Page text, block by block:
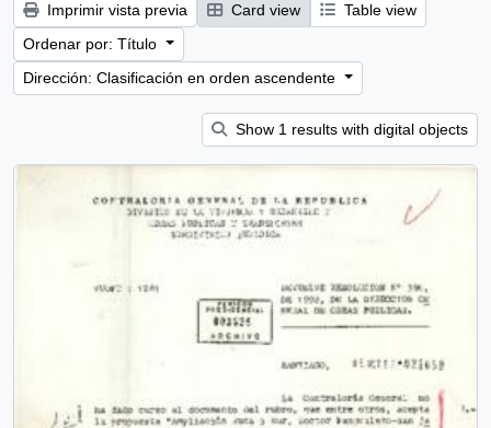
Imprimir vista previa Card view
Table view
Ordenar por: Título
Dirección: Clasificación en orden ascendente
Show 1 results with digital objects